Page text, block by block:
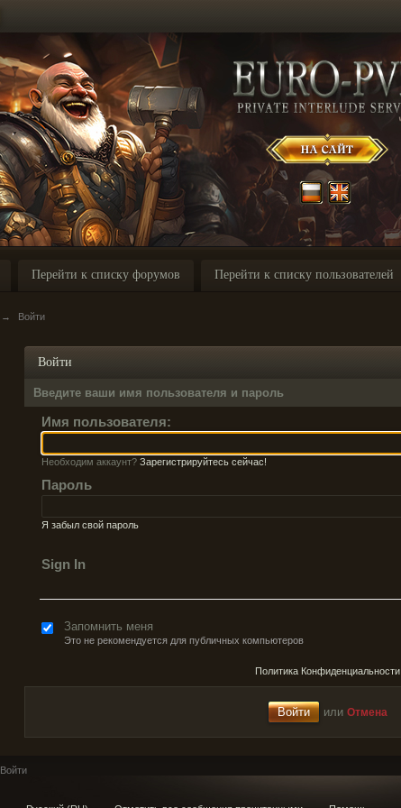
Перейти к списку форумов Перейти к списку пользователей
→ Войти
Войти
Введите ваши имя пользователя и пароль
Имя пользователя:
Необходим аккаунт? Зарегистрируйтесь сейчас!
Пароль
Я забыл свой пароль
Sign In
Запомнить меня
Это не рекомендуется для публичных компьютеров
Политика Конфиденциальности
или Отмена
Войти